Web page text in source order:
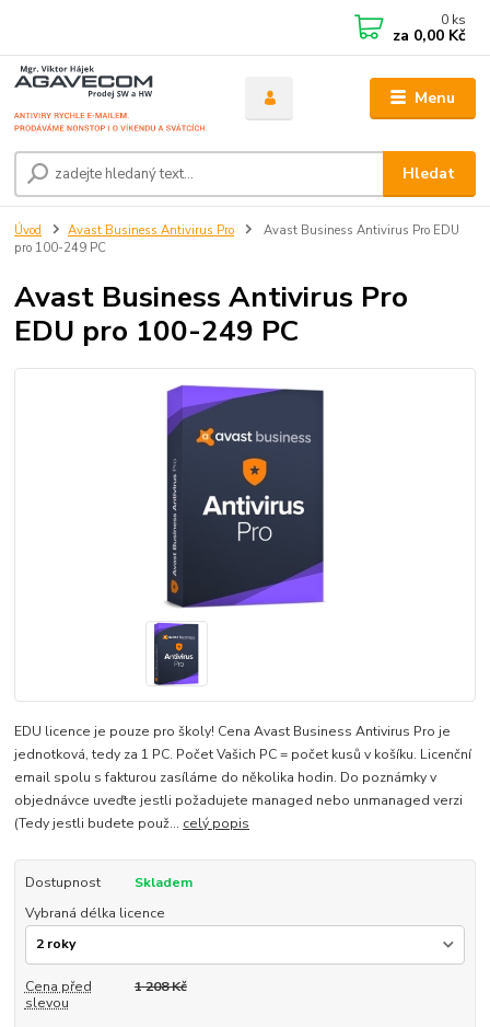
Menu
Hledat
0 ks
za 0,00 Kč
Úvod Avast Business Antivirus Pro
Avast Business Antivirus Pro EDU
pro 100-249 PC
Avast Business Antivirus Pro
EDU pro 100-249 PC
EDU licence je pouze pro školy! Cena Avast Business Antivirus Pro je
jednotková, tedy za 1 PC. Počet Vašich PC = počet kusů v košíku. Licenční
email spolu s fakturou zasíláme do několika hodin. Do poznámky v
objednávce uveďte jestli požadujete managed nebo unmanaged verzi
(Tedy jestli budete použ... celý popis
Dostupnost
Skladem
Vybraná délka licence
Cena před
slevou
1 208 Kč